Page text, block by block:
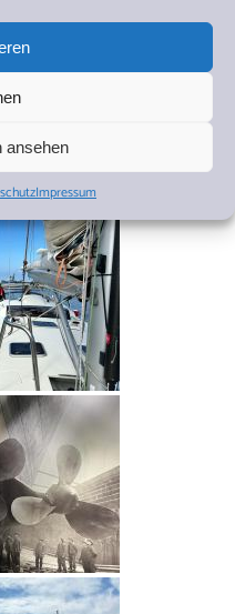
ansehen
Impressum